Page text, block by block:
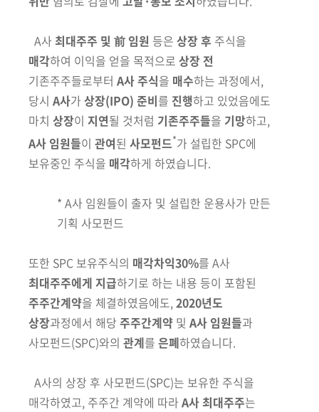
A사 최대주주 및 前 임원 등은 상장 후 주식을
매각하여 이익을 얻을 목적으로 상장 전
기존주주들로부터 A사 주식을 매수하는 과정에서,
당시 A사가 상장(IPO) 준비를 진행하고 있었음에도
마치 상장이 지연될 것처럼 기존주주들을 기망하고,
A사 임원들이 관여된 사모펀드*가 설립한 SPC에
보유중인 주식을 매각하게 하였습니다.
* A사 임원들이 출자 및 설립한 운용사가 만든
기획 사모펀드
또한 SPC 보유주식의 매각차익30%를 A사
최대주주에게 지급하기로 하는 내용 등이 포함된
주주간계약을 체결하였음에도,2020년도
상장과정에서 해당 주주간계약 및 A사 임원들과
사모펀드(SPC)와의 관계를 은폐하였습니다.
A사의 상장 후 사모펀드(SPC)는 보유한 주식을
매각하였고, 주주간 계약에 따라 A사 최대주주는